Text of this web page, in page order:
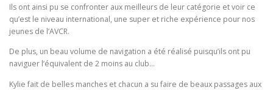
Ils ont ainsi pu se confronter aux meilleurs de leur catégorie et voir ce
qu’est le niveau international, une super et riche expérience pour nos
jeunes de l’AVCR.
De plus, un beau volume de navigation a été réalisé puisqu’ils ont pu
naviguer l’équivalent de 2 moins au club…
Kylie fait de belles manches et chacun a su faire de beaux passages aux